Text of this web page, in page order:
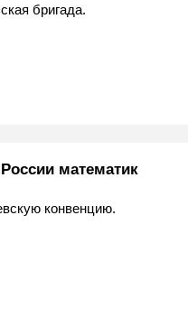
бригада.
математик
конвенцию.